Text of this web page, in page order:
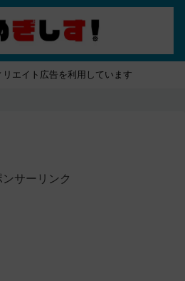
エイト広告を利用しています
ンサーリンク